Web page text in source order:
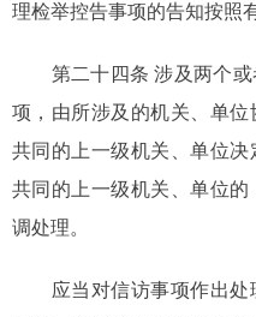
理检举控告事项的告知按照
第二十四条 涉及两个或
项，由所涉及的机关、单
共同的上一级机关、单位
共同的上一级机关、单位
调处理。
应当对信访事项作出处